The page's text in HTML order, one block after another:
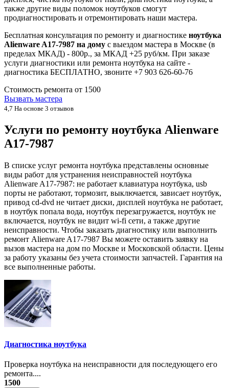
также другие виды поломок ноутбуков смогут
продиагностировать и отремонтировать наши мастера.
Бесплатная консультация по ремонту и диагностике ноутбука
Alienware A17-7987 на дому с выездом мастера в Москве (в
пределах МКАД) - 800р., за МКАД +25 руб/км. При заказе
услуги диагностики или ремонта ноутбука на сайте -
диагностика БЕСПЛАТНО, звоните +7 903 626-60-76
Стоимость ремонта от 1500
Вызвать мастера
4,7 На основе 3 отзывов
Услуги по ремонту ноутбука Alienware
A17-7987
В списке услуг ремонта ноутбука представлены основные
виды работ для устранения неисправностей ноутбука
Alienware A17-7987: не работает клавиатура ноутбука, usb
порты не работают, тормозит, выключается, зависает ноутбук,
привод cd-dvd не читает диски, дисплей ноутбука не работает,
в ноутбук попала вода, ноутбук перезагружается, ноутбук не
включается, ноутбук не видит wi-fi сети, а также другие
неисправности. Чтобы заказать диагностику или выполнить
ремонт Alienware A17-7987 Вы можете оставить заявку на
вызов мастера на дом по Москве и Московской области. Цены
за работу указаны без учета стоимости запчастей. Гарантия на
все выполненные работы.
Диагностика ноутбука
Проверка ноутбука на неисправности для последующего его
ремонта....
1500